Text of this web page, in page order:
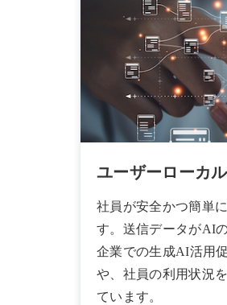
ユーザーローカ
社員が安全かつ簡単
す。送信データがAI
企業での生成AI活用
や、社員の利用状況
ています。